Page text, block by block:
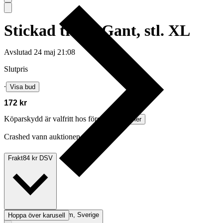
Stickad tröja, Gant, stl. XL
Avslutad 24 maj 21:08
Slutpris
∙ Visa bud
172 kr
Köparskydd är valfritt hos företag.
Läs mer
Crashed vann auktionen
Frakt84 kr DSV
Avhämtning Stockholm, Sverige
Hoppa över karusell